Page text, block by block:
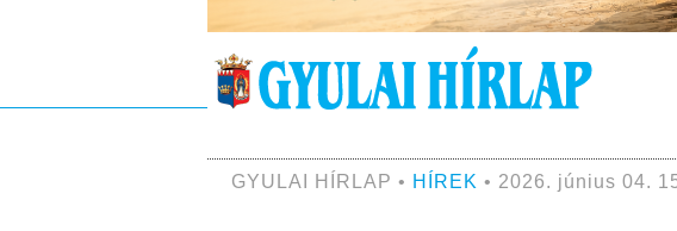
GYULAI HÍRLAP • HÍREK • 2026. június 04.